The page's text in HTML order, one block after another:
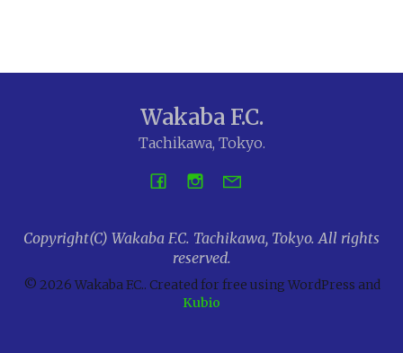
Wakaba F.C.
Tachikawa, Tokyo.
Copyright(C) Wakaba F.C. Tachikawa, Tokyo. All rights
reserved.
© 2026 Wakaba F.C.. Created for free using WordPress and
Kubio